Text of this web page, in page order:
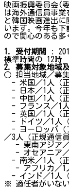
映画振興委員会(
は海外通信員事
と韓国映画進出
います。今年も
ので関心のある多
1. 受付期間
:
標準時間の 12時
2. 募集対象地域
○ 担当地域／募集
- 米国／1人（正
- 日本／1人（正
- 中国／1人（正
- フランス／1人
- 英国／1人（正
- ドイツ／1人（
- ヨーロッパ（
／3人（正規通信員
- 東南アジア／
- オセアニア／
- 南米／1人（正
- アフリカ／1
- インド／1人（
※ 適任者がいない